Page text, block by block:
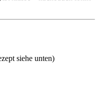
siehe unten)